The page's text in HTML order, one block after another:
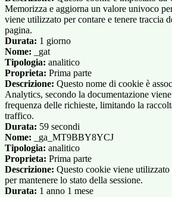
Memorizza e aggiorna un valore univoco
viene utilizzato per contare e tenere traccia
pagina.
Durata: 1 giorno
Nome: _gat
Tipologia: analitico
Proprieta: Prima parte
Descrizione: Questo nome di cookie è
Analytics, secondo la documentazione
frequenza delle richieste, limitando la
traffico.
Durata: 59 secondi
Nome: _ga_MT9BBY8YCJ
Tipologia: analitico
Proprieta: Prima parte
Descrizione: Questo cookie viene
per mantenere lo stato della sessione.
Durata: 1 anno 1 mese